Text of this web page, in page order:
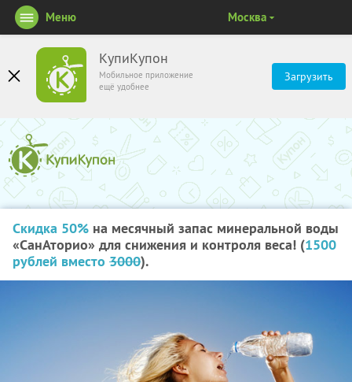
КупиКупон
Мобильное приложение
ещё удобнее
Загрузить
Меню Москва
Скидка 50% на месячный запас минеральной воды
«СанАторио» для снижения и контроля веса! (1500
рублей вместо 3000).